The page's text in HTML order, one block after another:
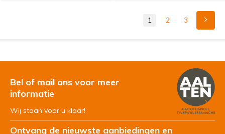
1 2 3
Bel of mail ons voor meer
informatie
Wij staan voor u klaar!
Ontvang de nieuwste aanbiedingen en